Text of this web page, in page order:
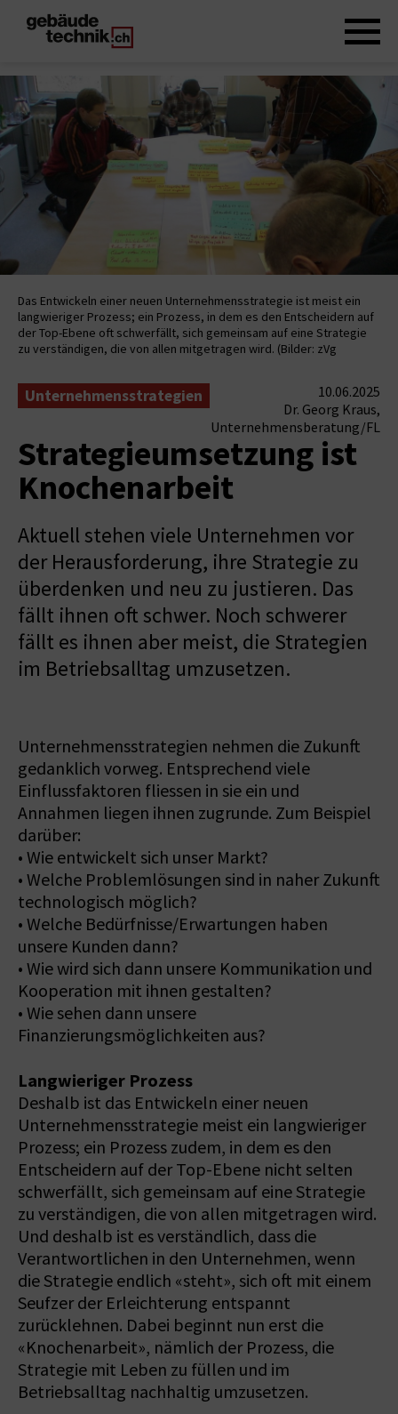
Das Entwickeln einer neuen Unternehmensstrategie ist meist ein
langwieriger Prozess; ein Prozess, in dem es den Entscheidern auf
der Top-Ebene oft schwerfällt, sich gemeinsam auf eine Strategie
zu verständigen, die von allen mitgetragen wird. (Bilder: zVg
Unternehmensstrategien
10.06.2025
Dr. Georg Kraus,
Unternehmensberatung/FL
Strategieumsetzung ist
Knochenarbeit
Aktuell stehen viele Unternehmen vor
der Herausforderung, ihre Strategie zu
überdenken und neu zu justieren. Das
fällt ihnen oft schwer. Noch schwerer
fällt es ihnen aber meist, die Strategien
im Betriebsalltag umzusetzen.
Unternehmensstrategien nehmen die Zukunft
gedanklich vorweg. Entsprechend viele
Einflussfaktoren fliessen in sie ein und
Annahmen liegen ihnen zugrunde. Zum Beispiel
darüber:
• Wie entwickelt sich unser Markt?
• Welche Problemlösungen sind in naher Zukunft
technologisch möglich?
• Welche Bedürfnisse/Erwartungen haben
unsere Kunden dann?
• Wie wird sich dann unsere Kommunikation und
Kooperation mit ihnen gestalten?
• Wie sehen dann unsere
Finanzierungsmöglichkeiten aus?
Langwieriger Prozess
Deshalb ist das Entwickeln einer neuen
Unternehmensstrategie meist ein langwieriger
Prozess; ein Prozess zudem, in dem es den
Entscheidern auf der Top-Ebene nicht selten
schwerfällt, sich gemeinsam auf eine Strategie
zu verständigen, die von allen mitgetragen wird.
Und deshalb ist es verständlich, dass die
Verantwortlichen in den Unternehmen, wenn
die Strategie endlich «steht», sich oft mit einem
Seufzer der Erleichterung entspannt
zurücklehnen. Dabei beginnt nun erst die
«Knochenarbeit», nämlich der Prozess, die
Strategie mit Leben zu füllen und im
Betriebsalltag nachhaltig umzusetzen.